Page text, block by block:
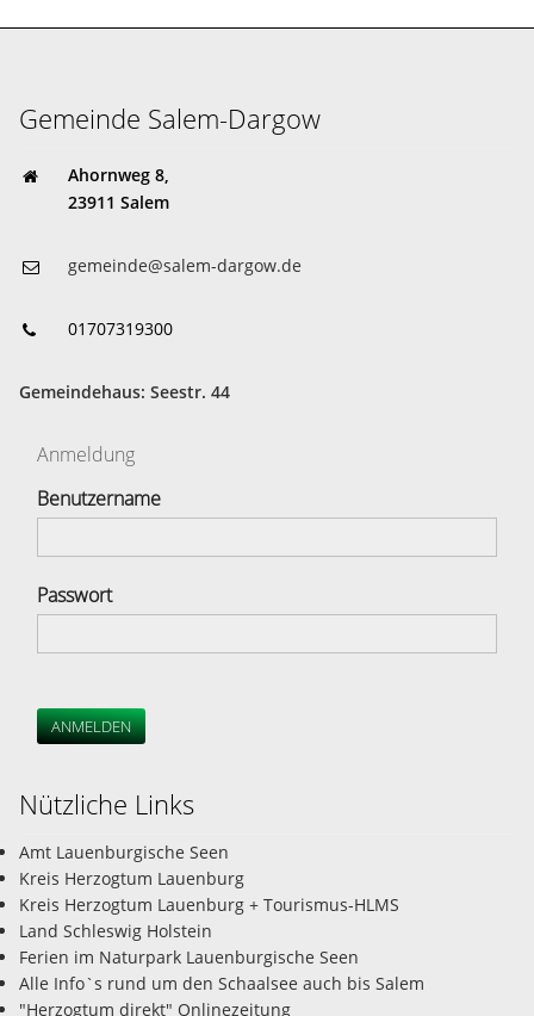
Gemeinde Salem-Dargow
Ahornweg 8,
23911 Salem
gemeinde@salem-dargow.de
01707319300
Gemeindehaus: Seestr. 44
Anmeldung
Benutzername
Passwort
ANMELDEN
Nützliche Links
Amt Lauenburgische Seen
Kreis Herzogtum Lauenburg
Kreis Herzogtum Lauenburg + Tourismus-HLMS
Land Schleswig Holstein
Ferien im Naturpark Lauenburgische Seen
Alle Info`s rund um den Schaalsee auch bis Salem
"Herzogtum direkt" Onlinezeitung